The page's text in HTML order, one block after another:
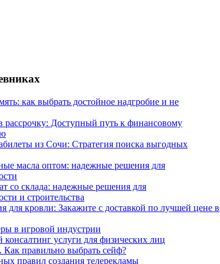
как выбрать достойное надгробие и не
рассрочку: Доступный путь к финансовому
из Сочи: Стратегия поиска выгодных
масла оптом: надежные решения для
со склада: надежные решения для
и строительства
для кровли: Закажите с доставкой по лучшей цене в
в игровой индустрии
услуги для физических лиц
правильно выбрать сейф?
правил создания телерекламы